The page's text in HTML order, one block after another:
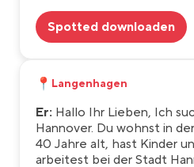
Spotted downloaden
📍 Langenhagen
Er: Hallo Ihr Lieben, Ich
Hannover. Du wohnst in
40 Jahre alt, hast Kinder
arbeitest bei der Stadt